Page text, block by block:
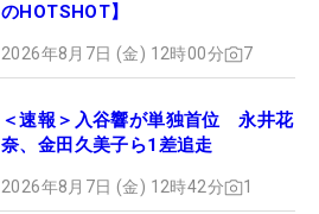
のHOTSHOT】
2026年8月7日 (金) 12時00分 7
＜速報＞入谷響が単独首位 永井花
奈、金田久美子ら1差追走
2026年8月7日 (金) 12時42分 1